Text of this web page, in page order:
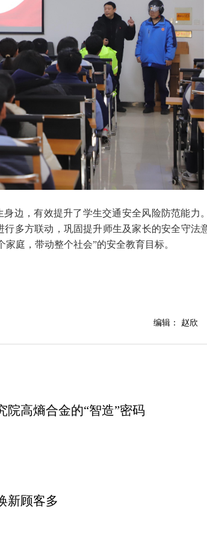
边，有效提升了学生交通安全风险防范能力
多方联动，巩固提升师生及家长的安全守法
庭，带动整个社会”的安全教育目标。
编辑： 赵欣
院高熵合金的“智造”密码
新顾客多